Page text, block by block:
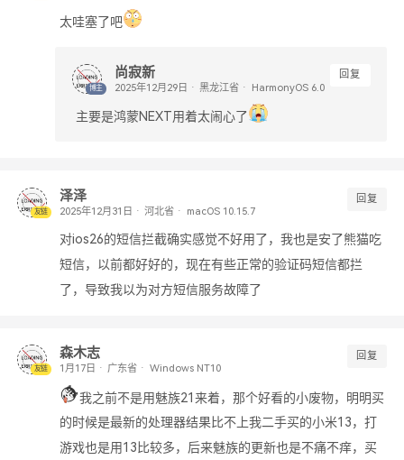
太哇塞了吧
博主
回复
尚寂新
黑龙江省 HarmonyOS 6.0
主要是鸿蒙NEXT用着太闹心了
友链
回复
泽泽
河北省 macOS 10.15.7
对ios26的短信拦截确实感觉不好用了，我也是安了熊猫吃
短信，以前都好好的，现在有些正常的验证码短信都拦
了，导致我以为对方短信服务故障了
友链
回复
森木志
广东省 Windows NT10
我之前不是用魅族21来着，那个好看的小废物，明明买
的时候是最新的处理器结果比不上我二手买的小米13，打
游戏也是用13比较多，后来魅族的更新也是不痛不痒，买